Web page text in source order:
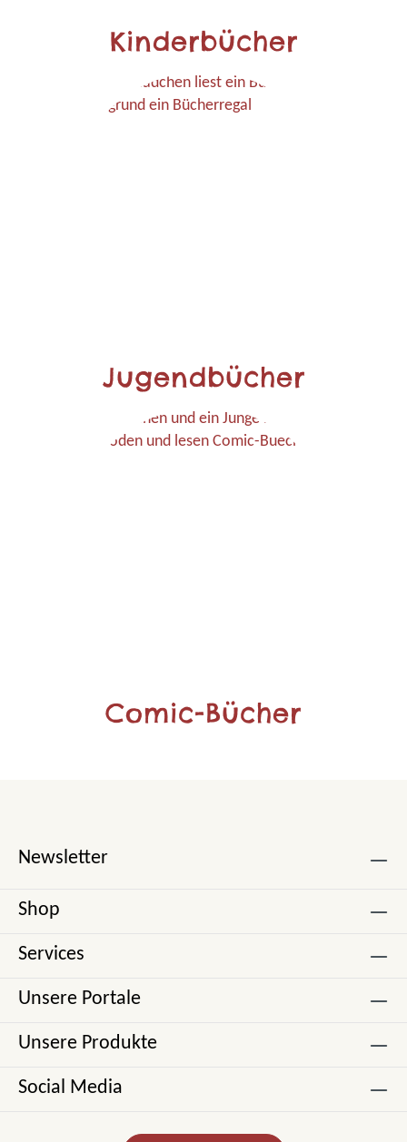
Kinderbücher
Jugendbücher
Comic-Bücher
Newsletter
Shop
Services
Unsere Portale
Unsere Produkte
Social Media